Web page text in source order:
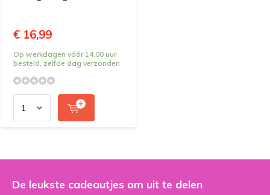
€ 16,99
Op werkdagen vóór 14.00 uur
besteld, zelfde dag verzonden
De leukste cadeautjes om uit te delen